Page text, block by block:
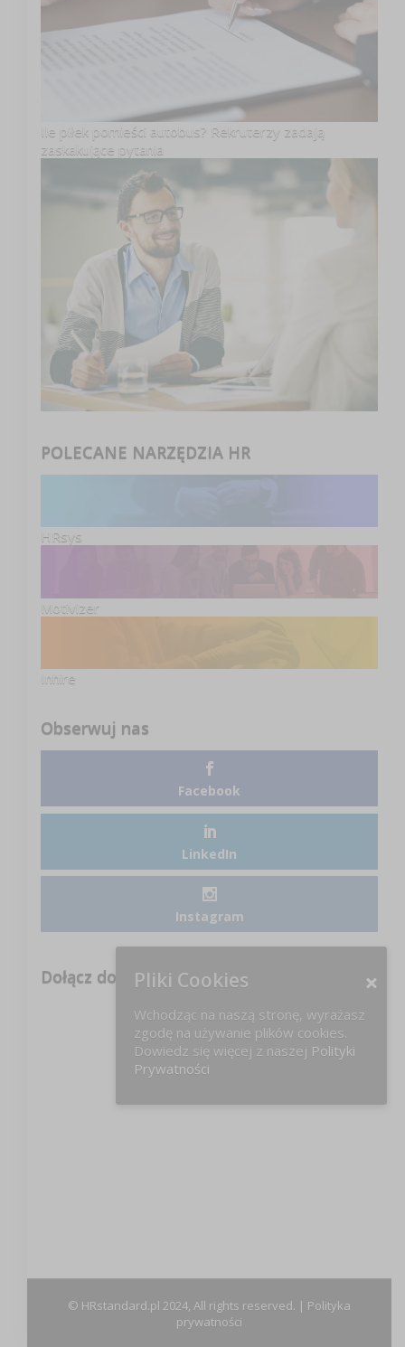
Ile piłek pomieści autobus? Rekruterzy zadają
zaskakujące pytania
POLECANE NARZĘDZIA HR
HRsys
Motivizer
Inhire
Obserwuj nas
Facebook
LinkedIn
Instagram
Dołącz do nas na FB!
© HRstandard.pl 2024, All rights reserved. | Polityka
prywatności
Pliki Cookies
Wchodząc na naszą stronę, wyrażasz
zgodę na używanie plików cookies.
Dowiedz się więcej z naszej Polityki
Prywatności